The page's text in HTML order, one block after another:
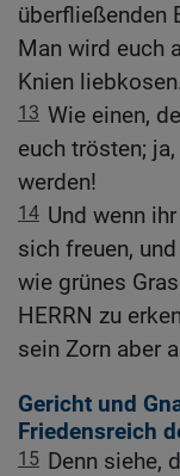
überfließenden
Man wird euch
Knien
13 Wie einen,
euch trösten;
werden!
14 Und wenn
sich freuen,
wie grünes
HERRN zu
sein Zorn aber
Gericht und
Friedensreich
15 Denn siehe,